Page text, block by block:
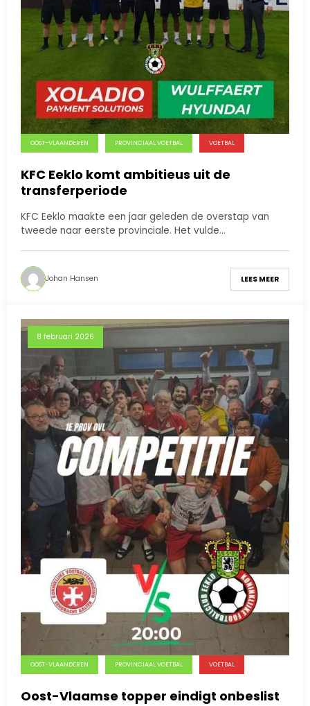
OOST-VLAANDEREN PROVINCIAAL VOETBAL VOETBAL
KFC Eeklo komt ambitieus uit de
transferperiode
KFC Eeklo maakte een jaar geleden de overstap van
tweede naar eerste provinciale. Het vulde…
Johan Hansen LEES MEER
8 februari 2026
OOST-VLAANDEREN PROVINCIAAL VOETBAL VOETBAL
Oost-Vlaamse topper eindigt onbeslist